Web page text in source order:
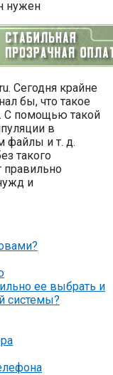
Сегодня крайне
бы, что такое
С помощью такой
в
файлы и т. д.
такого
правильно
и
ее выбрать и
системы?